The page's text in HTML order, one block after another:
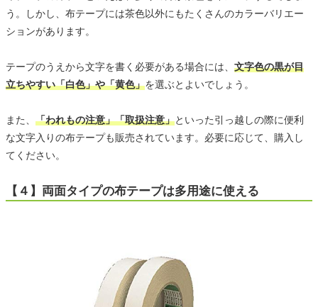
う。しかし、布テープには茶色以外にもたくさんのカラーバリエー
ションがあります。
テープのうえから文字を書く必要がある場合には、 文字色の黒が目
立ちやすい「白色」や「黄色」を選ぶとよいでしょう。
また、 「われもの注意」「取扱注意」といった引っ越しの際に便利
な文字入りの布テープも販売されています。必要に応じて、購入し
てください。
【４】両面タイプの布テープは多用途に使える